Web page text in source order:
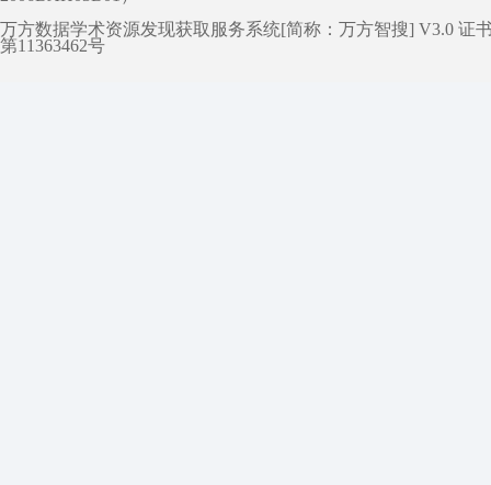
万方数据学术资源发现获取服务系统[简称：万方智搜] V3.0 证
第11363462号